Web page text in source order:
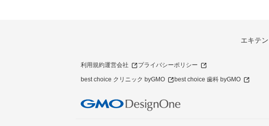
エキテ
利用規約運営会社 プライバシーポリシー
best choice クリニック byGMO best choice 歯科 byGMO